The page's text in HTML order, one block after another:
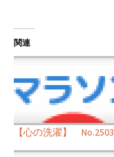
関連
【心の洗濯】 No.2503